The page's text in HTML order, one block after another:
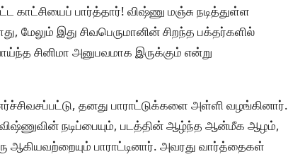
காட்சியைப் பார்த்தார்! விஷ்ணு மஞ்சு நடித்துள்ள
இது சிவபெருமானின் சிறந்த பக்தர்களில்
சினிமா அனுபவமாக இருக்கும் என்று
தனது பாராட்டுக்களை அள்ளி வழங்கினார்.
நடிப்பையும், படத்தின் ஆழ்ந்த ஆன்மீக ஆழம்,
ஆகியவற்றையும் பாராட்டினார். அவரது வார்த்தைகள்